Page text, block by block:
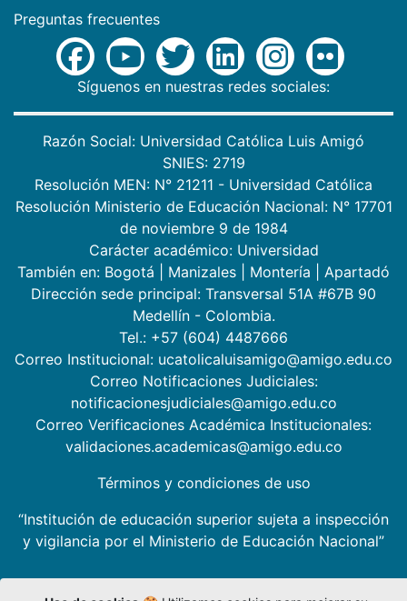
Preguntas frecuentes
Síguenos en nuestras redes sociales:
Razón Social: Universidad Católica Luis Amigó
SNIES: 2719
Resolución MEN: N° 21211 - Universidad Católica
Resolución Ministerio de Educación Nacional: N° 17701
de noviembre 9 de 1984
Carácter académico: Universidad
También en: Bogotá Manizales Montería
Apartadó
Dirección sede principal: Transversal 51A #67B 90
Medellín - Colombia.
Tel.: +57 (604) 4487666
Correo Institucional: ucatolicaluisamigo@amigo.edu.co
Correo Notificaciones Judiciales:
notificacionesjudiciales@amigo.edu.co
Correo Verificaciones Académica Institucionales:
validaciones.academicas@amigo.edu.co
Términos y condiciones de uso
“Institución de educación superior sujeta a inspección
y vigilancia por el Ministerio de Educación Nacional”